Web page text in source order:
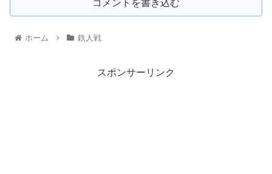
コメントを書き込む
ホーム 鉄人戦
スポンサーリンク